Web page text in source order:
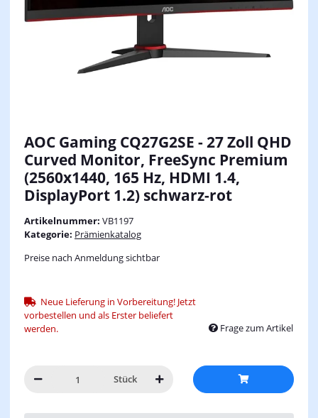
AOC Gaming CQ27G2SE - 27 Zoll QHD
Curved Monitor, FreeSync Premium
(2560x1440, 165 Hz, HDMI 1.4,
DisplayPort 1.2) schwarz-rot
Artikelnummer: VB1197
Kategorie: Prämienkatalog
Preise nach Anmeldung sichtbar
Neue Lieferung in Vorbereitung! Jetzt
vorbestellen und als Erster beliefert
werden.
Frage zum Artikel
Stück